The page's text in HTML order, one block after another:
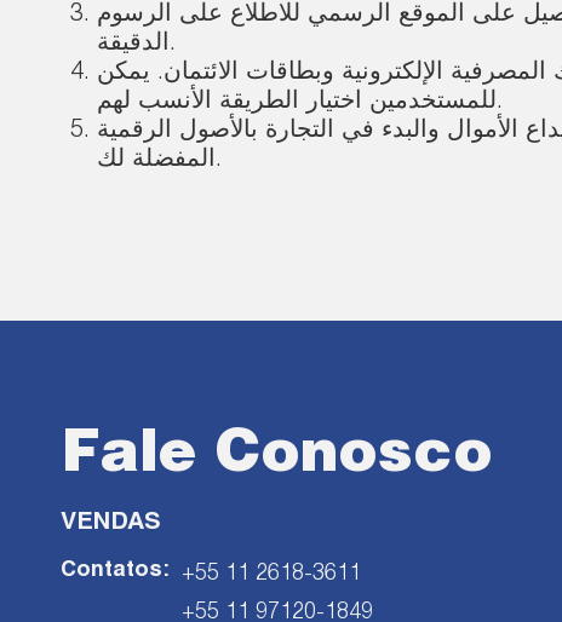
على الموقع الرسمي للاطلاع على الرسوم
الدقيقة.
الإلكترونية وبطاقات الائتمان. يمكن
للمستخدمين اختيار الطريقة الأنسب لهم.
الأموال والبدء في التجارة بالأصول الرقمية
المفضلة لك.
Fale Conosco
VENDAS
Contatos:
+55 11 2618-3611
+55 11 97120-1849